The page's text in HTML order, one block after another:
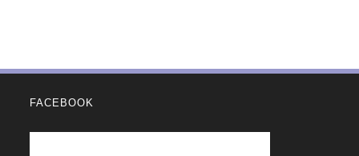
FACEBOOK